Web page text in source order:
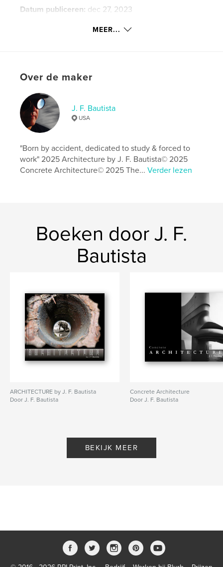
Datum publiceren: dec 27, 2023
Art
MEER...
Over de maker
J. F. Bautista
USA
"Born by accident, dedicated to study & forced to
work" 2025 Architecture by J. F. Bautista© 2025
Concrete Architecture© 2025 The...Verder lezen
Boeken door J. F.
Bautista
ARCHITECTURE by J. F. Bautista
Door J. F. Bautista
Concrete Architecture
Door J. F. Bautista
BEKIJK MEER